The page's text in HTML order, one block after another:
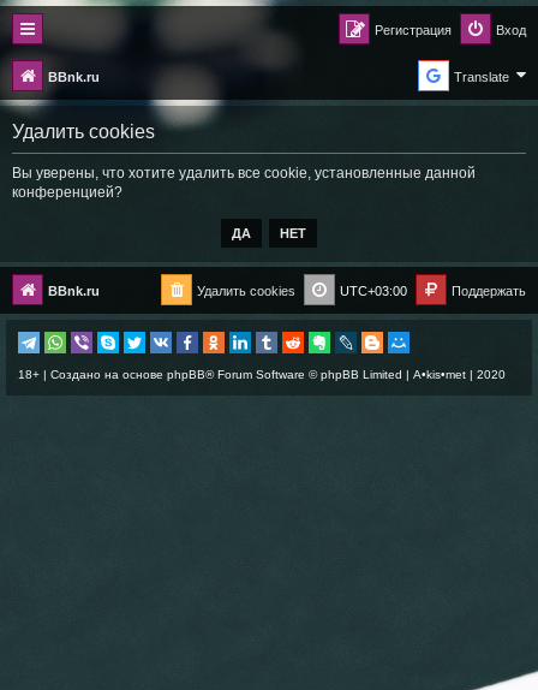
Вход
Регистрация
BBnk.ru Translate
Удалить cookies
Вы уверены, что хотите удалить все cookie, установленные данной
конференцией?
BBnk.ru Поддержать
UTC+03:00
Удалить cookies
18+ | Создано на основе phpBB® Forum Software © phpBB Limited | A•kis•met | 2020